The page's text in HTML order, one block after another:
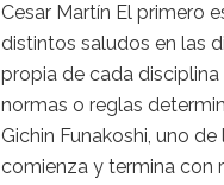
Cesar Martín El primero
distintos saludos en las
propia de cada disciplina
normas o reglas
Gichin Funakoshi, uno
comienza y termina con